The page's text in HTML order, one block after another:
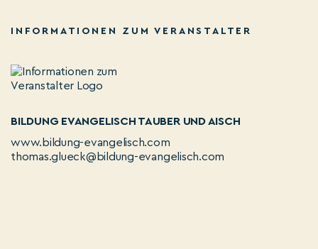
INFORMATIONEN ZUM VERANSTALTER
BILDUNG EVANGELISCH TAUBER UND AISCH
www.bildung-evangelisch.com
thomas.glueck@bildung-evangelisch.com